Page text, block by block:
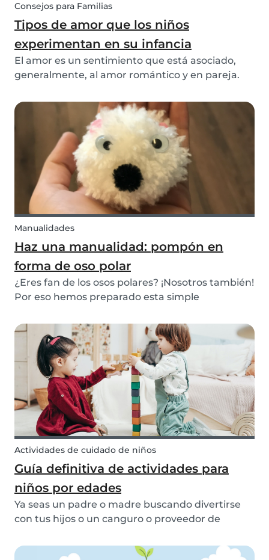
Consejos para Familias
Tipos de amor que los niños
experimentan en su infancia
El amor es un sentimiento que está asociado,
generalmente, al amor romántico y en pareja.
amor en muchas y diferentes relaciones sociales.
Ayúdanos a expresar gratitud para con nuestra
Manualidades
Haz una manualidad: pompón en
forma de oso polar
¿Eres fan de los osos polares? ¡Nosotros también!
Por eso hemos preparado esta simple
colección de osos polares en casa, ya sea invierno
o verano. Sigue leyendo para descubrir cómo
hacer tu pomp...
Actividades de cuidado de niños
Guía definitiva de actividades para
niños por edades
Ya seas un padre o madre buscando divertirse
con tus hijos o un canguro o proveedor de
cita de cuidado infantil, aquí encontrarás todo lo